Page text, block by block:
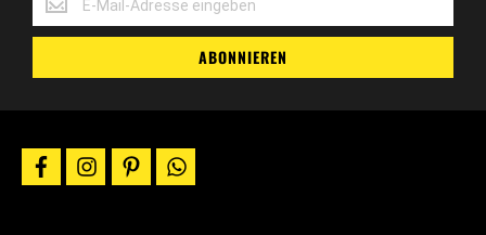
-10%
Gutscheincodes,
&
E-
Mail.
Wir
ABONNIEREN
facebookinstagrampinterestwhatsapp